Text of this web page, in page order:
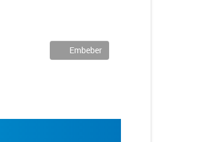
Embeber